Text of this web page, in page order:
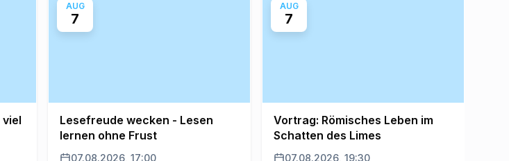
viel
AUG
7
Lesefreude wecken - Lesen
lernen ohne Frust
07.08.2026, 17:00
AUG
7
Vortrag: Römisches Leben im
Schatten des Limes
07.08.2026, 19:30